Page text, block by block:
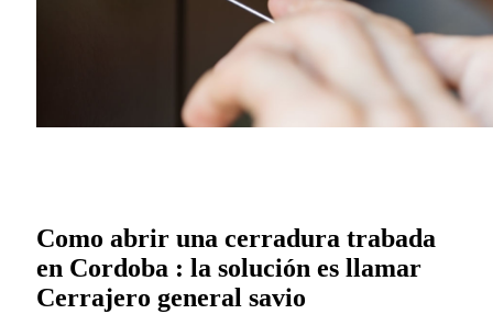
Como abrir una cerradura trabada
en Cordoba : la solución es llamar
Cerrajero general savio